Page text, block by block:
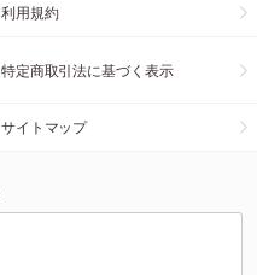
利用規約
特定商取引法に基づく表示
サイトマップ